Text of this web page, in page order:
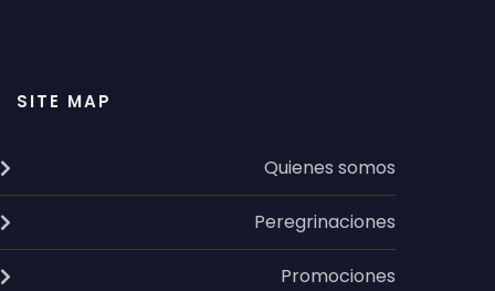
SITE MAP
Quienes somos
Peregrinaciones
Promociones